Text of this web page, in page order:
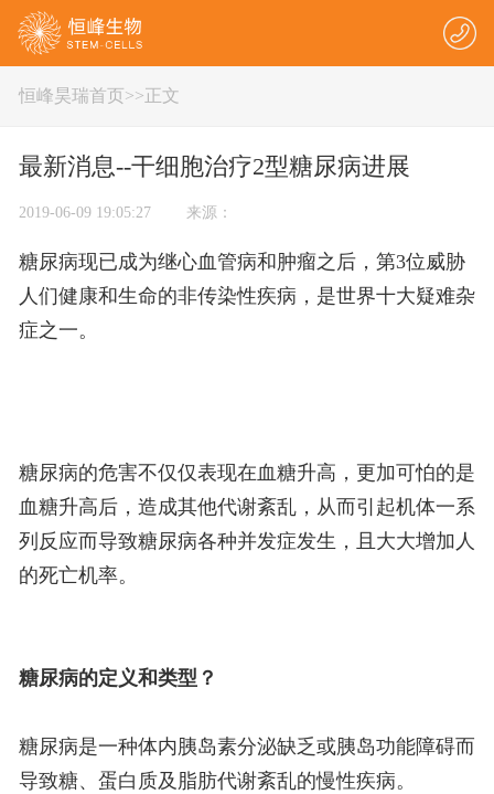
恒峰昊瑞首页>>正文
最新消息--干细胞治疗2型糖尿病进展
2019-06-09 19:05:27 来源：
糖尿病现已成为继心血管病和肿瘤之后，第3位威胁
人们健康和生命的非传染性疾病，是世界十大疑难杂
症之一。
糖尿病的危害不仅仅表现在血糖升高，更加可怕的是
血糖升高后，造成其他代谢紊乱，从而引起机体一系
列反应而导致糖尿病各种并发症发生，且大大增加人
的死亡机率。
糖尿病的定义和类型？
糖尿病是一种体内胰岛素分泌缺乏或胰岛功能障碍而
导致糖、蛋白质及脂肪代谢紊乱的慢性疾病。